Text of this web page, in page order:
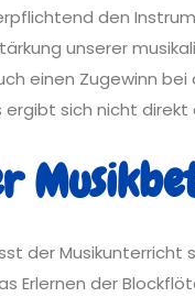
den
unserer
einen Zugewinn
ergibt sich nicht
der Musikunterricht
Erlernen der